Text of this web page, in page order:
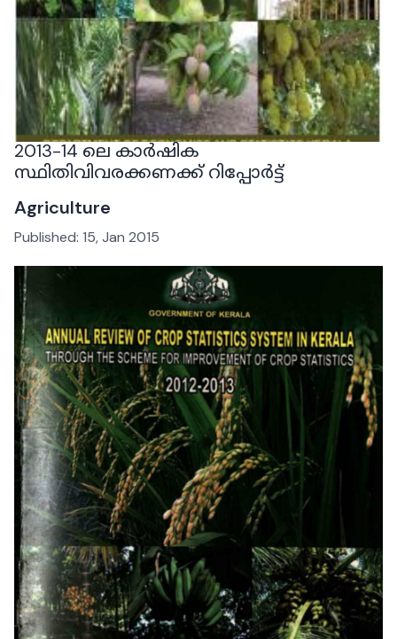
2013-14 ലെ കാർഷിക
സ്ഥിതിവിവരക്കണക്ക് റിപ്പോർട്ട്
Agriculture
Published: 15, Jan 2015